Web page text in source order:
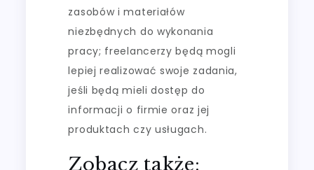
zasobów i materiałów
niezbędnych do wykonania
pracy; freelancerzy będą mogli
lepiej realizować swoje zadania,
jeśli będą mieli dostęp do
informacji o firmie oraz jej
produktach czy usługach.
Zobacz także: